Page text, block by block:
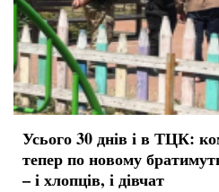
Усього 30 днів і в ТЦК:
тепер по новому
– і хлопців, і дівчат